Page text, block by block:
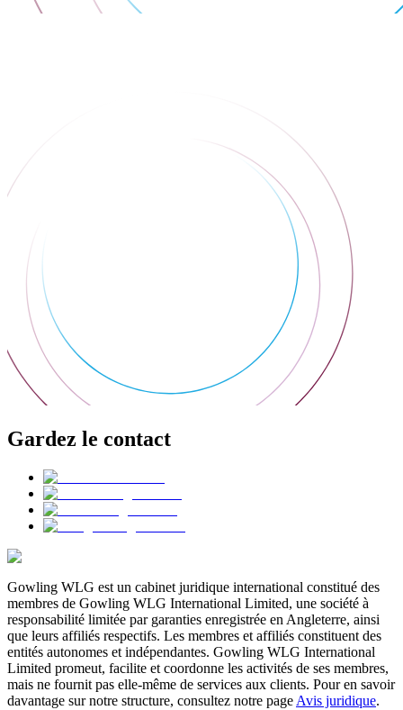
Gardez le contact
Gowling WLG est un cabinet juridique international constitué des
membres de Gowling WLG International Limited, une société à
responsabilité limitée par garanties enregistrée en Angleterre, ainsi
que leurs affiliés respectifs. Les membres et affiliés constituent des
entités autonomes et indépendantes. Gowling WLG International
Limited promeut, facilite et coordonne les activités de ses membres,
mais ne fournit pas elle-même de services aux clients. Pour en savoir
davantage sur notre structure, consultez notre page Avis juridique.